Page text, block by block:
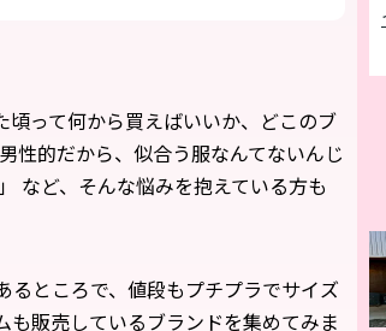
頃って何から買えばいいか、どこのブ
性的だから、似合う服なんてないんじ
など、そんな悩みを抱えている方も
ところで、値段もプチプラでサイズ
販売しているブランドを集めてみま